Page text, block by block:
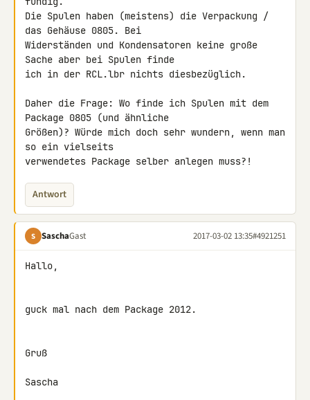
Die Spulen haben (meistens) die Verpackung /
das Gehäuse 0805. Bei
Widerständen und Kondensatoren keine große
Sache aber bei Spulen finde
ich in der RCL.lbr nichts diesbezüglich.
Daher die Frage: Wo finde ich Spulen mit dem
Package 0805 (und ähnliche
Größen)? Würde mich doch sehr wundern, wenn man
so ein vielseits
verwendetes Package selber anlegen muss?!
Antwort
S SaschaGast 2017-03-02 13:35#4921251
Hallo,
guck mal nach dem Package 2012.
Gruß
Sascha